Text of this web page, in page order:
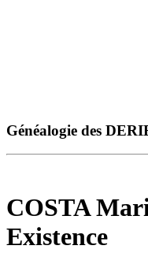
Généalogie des
COSTA
Existence